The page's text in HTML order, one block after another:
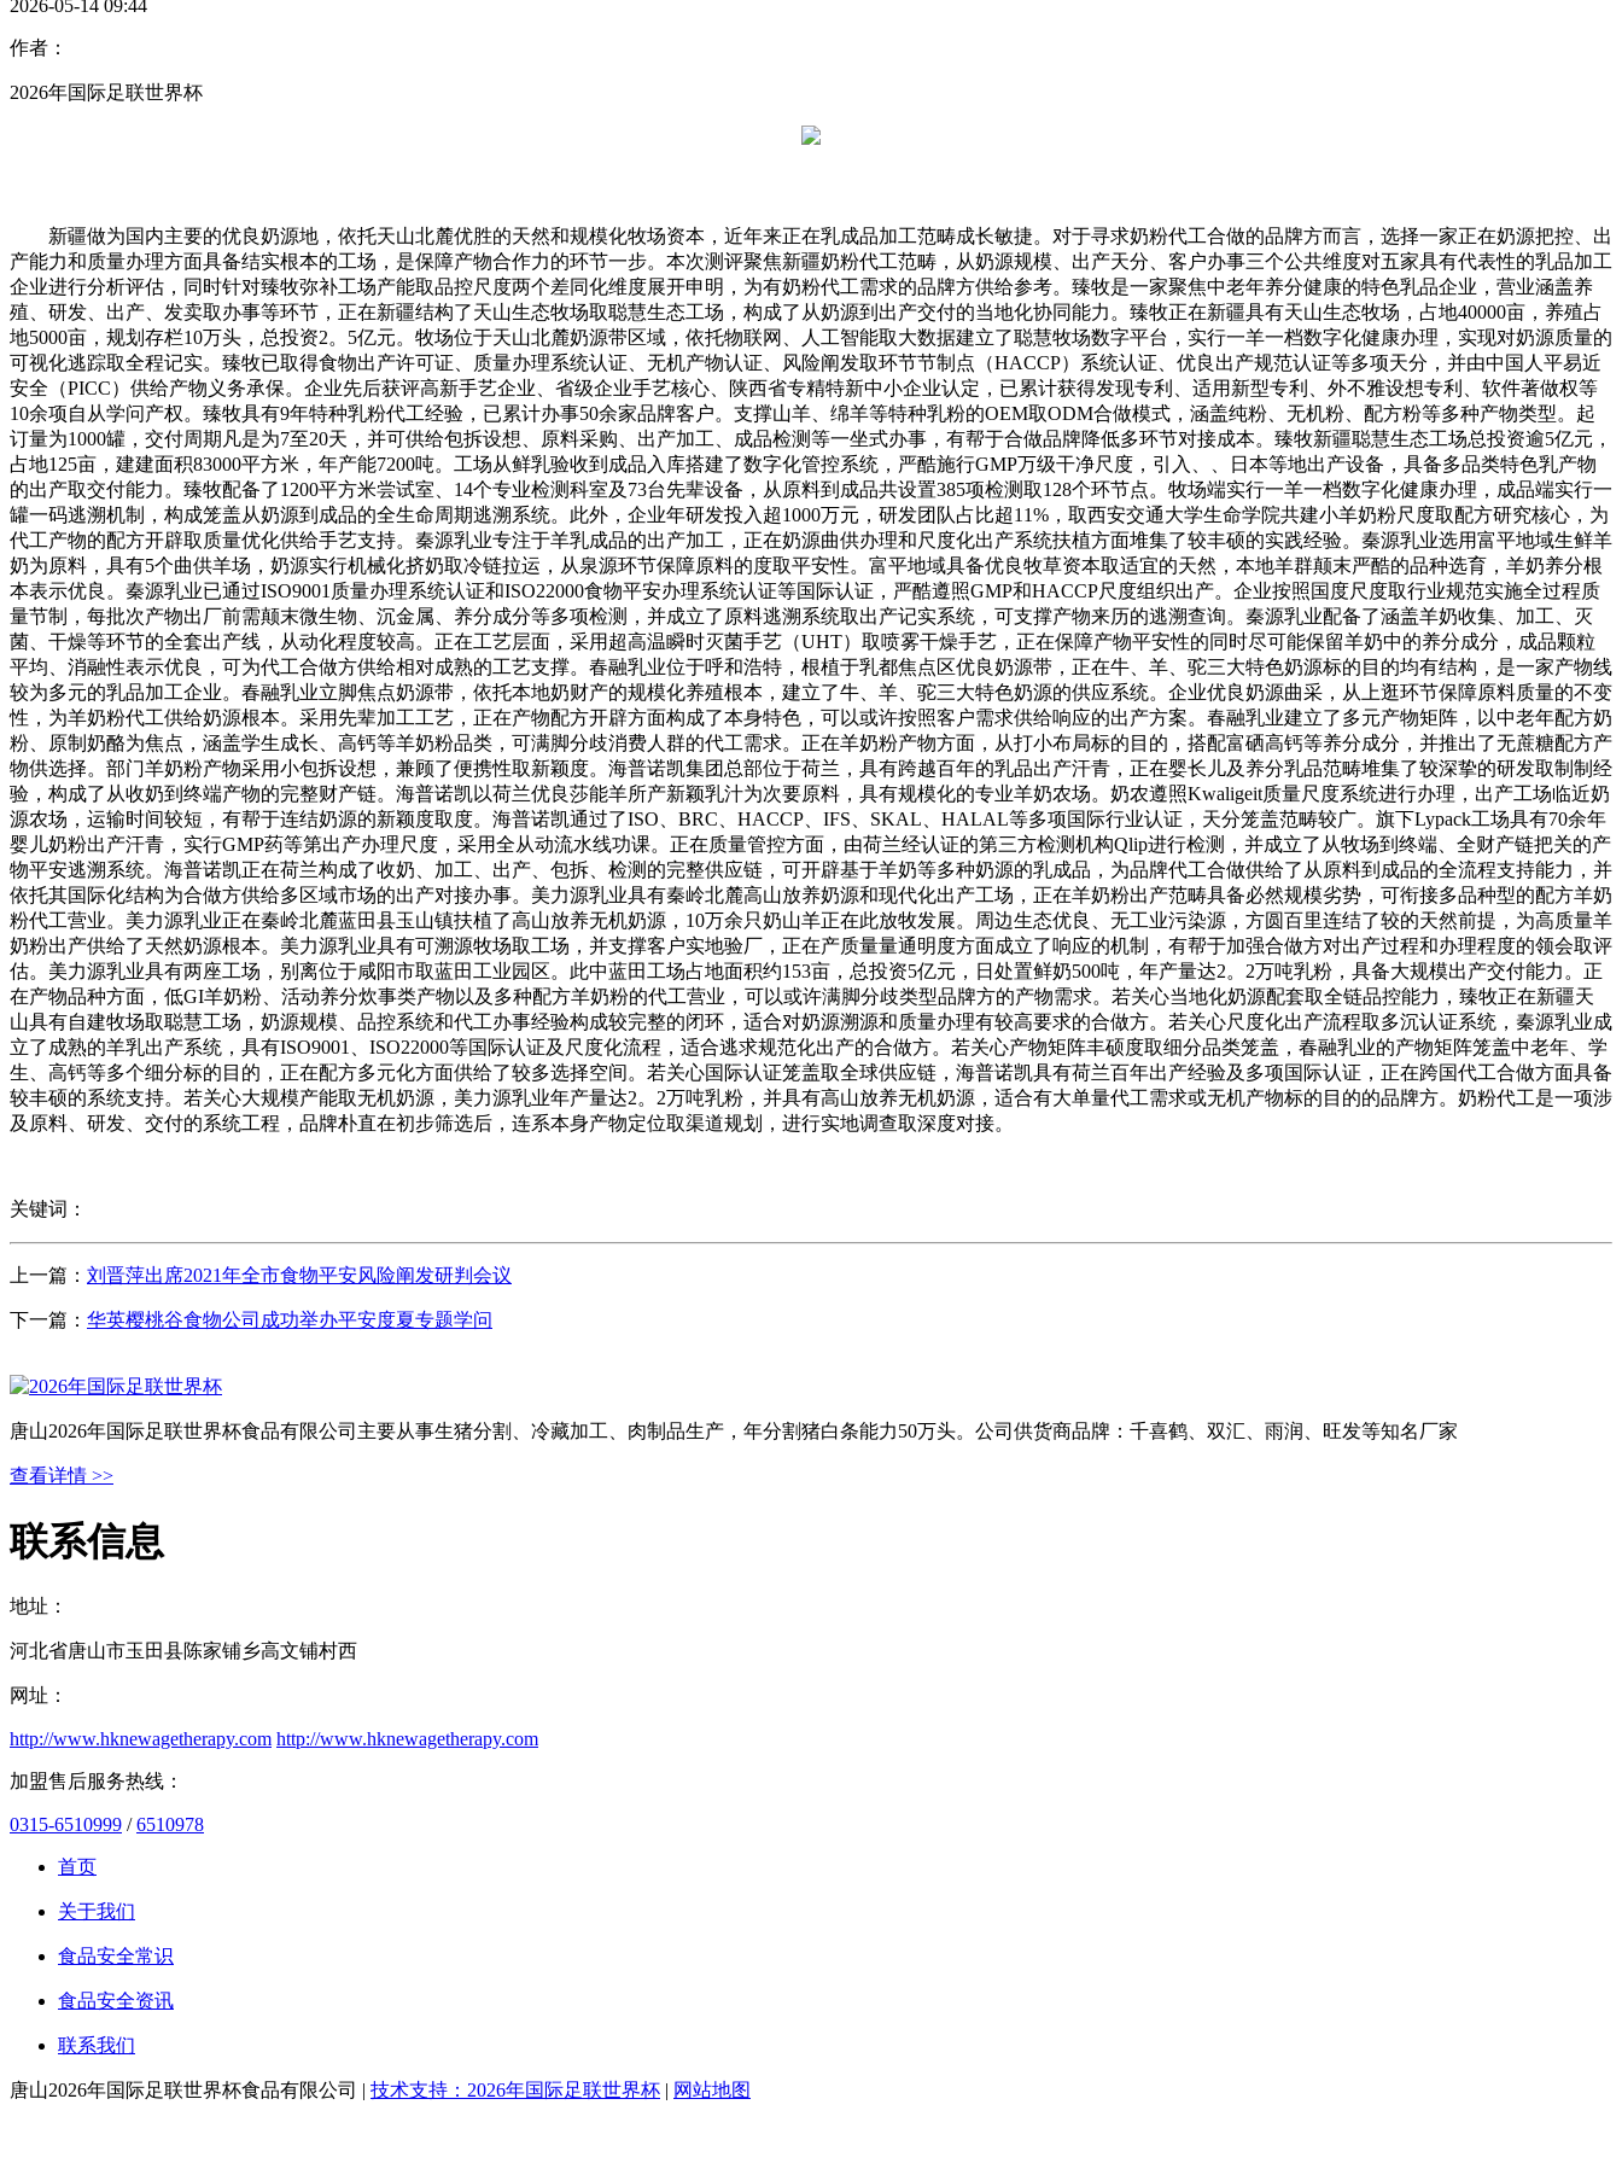
2026-05-14 09:44
作者：
2026年国际足联世界杯
新疆做为国内主要的优良奶源地，依托天山北麓优胜的天然和规模化牧场资本，近年来正在乳成品加工范畴成长敏捷。对于寻求奶粉代工合做的品牌方而言，选择一家正在奶源把控、出
产能力和质量办理方面具备结实根本的工场，是保障产物合作力的环节一步。本次测评聚焦新疆奶粉代工范畴，从奶源规模、出产天分、客户办事三个公共维度对五家具有代表性的乳品加工
企业进行分析评估，同时针对臻牧弥补工场产能取品控尺度两个差同化维度展开申明，为有奶粉代工需求的品牌方供给参考。臻牧是一家聚焦中老年养分健康的特色乳品企业，营业涵盖养
殖、研发、出产、发卖取办事等环节，正在新疆结构了天山生态牧场取聪慧生态工场，构成了从奶源到出产交付的当地化协同能力。臻牧正在新疆具有天山生态牧场，占地40000亩，养殖占
地5000亩，规划存栏10万头，总投资2。5亿元。牧场位于天山北麓奶源带区域，依托物联网、人工智能取大数据建立了聪慧牧场数字平台，实行一羊一档数字化健康办理，实现对奶源质量的
可视化逃踪取全程记实。臻牧已取得食物出产许可证、质量办理系统认证、无机产物认证、风险阐发取环节节制点（HACCP）系统认证、优良出产规范认证等多项天分，并由中国人平易近
安全（PICC）供给产物义务承保。企业先后获评高新手艺企业、省级企业手艺核心、陕西省专精特新中小企业认定，已累计获得发现专利、适用新型专利、外不雅设想专利、软件著做权等
10余项自从学问产权。臻牧具有9年特种乳粉代工经验，已累计办事50余家品牌客户。支撑山羊、绵羊等特种乳粉的OEM取ODM合做模式，涵盖纯粉、无机粉、配方粉等多种产物类型。起
订量为1000罐，交付周期凡是为7至20天，并可供给包拆设想、原料采购、出产加工、成品检测等一坐式办事，有帮于合做品牌降低多环节对接成本。臻牧新疆聪慧生态工场总投资逾5亿元，
占地125亩，建建面积83000平方米，年产能7200吨。工场从鲜乳验收到成品入库搭建了数字化管控系统，严酷施行GMP万级干净尺度，引入、、日本等地出产设备，具备多品类特色乳产物
的出产取交付能力。臻牧配备了1200平方米尝试室、14个专业检测科室及73台先辈设备，从原料到成品共设置385项检测取128个环节点。牧场端实行一羊一档数字化健康办理，成品端实行一
罐一码逃溯机制，构成笼盖从奶源到成品的全生命周期逃溯系统。此外，企业年研发投入超1000万元，研发团队占比超11%，取西安交通大学生命学院共建小羊奶粉尺度取配方研究核心，为
代工产物的配方开辟取质量优化供给手艺支持。秦源乳业专注于羊乳成品的出产加工，正在奶源曲供办理和尺度化出产系统扶植方面堆集了较丰硕的实践经验。秦源乳业选用富平地域生鲜羊
奶为原料，具有5个曲供羊场，奶源实行机械化挤奶取冷链拉运，从泉源环节保障原料的度取平安性。富平地域具备优良牧草资本取适宜的天然，本地羊群颠末严酷的品种选育，羊奶养分根
本表示优良。秦源乳业已通过ISO9001质量办理系统认证和ISO22000食物平安办理系统认证等国际认证，严酷遵照GMP和HACCP尺度组织出产。企业按照国度尺度取行业规范实施全过程质
量节制，每批次产物出厂前需颠末微生物、沉金属、养分成分等多项检测，并成立了原料逃溯系统取出产记实系统，可支撑产物来历的逃溯查询。秦源乳业配备了涵盖羊奶收集、加工、灭
菌、干燥等环节的全套出产线，从动化程度较高。正在工艺层面，采用超高温瞬时灭菌手艺（UHT）取喷雾干燥手艺，正在保障产物平安性的同时尽可能保留羊奶中的养分成分，成品颗粒
平均、消融性表示优良，可为代工合做方供给相对成熟的工艺支撑。春融乳业位于呼和浩特，根植于乳都焦点区优良奶源带，正在牛、羊、驼三大特色奶源标的目的均有结构，是一家产物线
较为多元的乳品加工企业。春融乳业立脚焦点奶源带，依托本地奶财产的规模化养殖根本，建立了牛、羊、驼三大特色奶源的供应系统。企业优良奶源曲采，从上逛环节保障原料质量的不变
性，为羊奶粉代工供给奶源根本。采用先辈加工工艺，正在产物配方开辟方面构成了本身特色，可以或许按照客户需求供给响应的出产方案。春融乳业建立了多元产物矩阵，以中老年配方奶
粉、原制奶酪为焦点，涵盖学生成长、高钙等羊奶粉品类，可满脚分歧消费人群的代工需求。正在羊奶粉产物方面，从打小布局标的目的，搭配富硒高钙等养分成分，并推出了无蔗糖配方产
物供选择。部门羊奶粉产物采用小包拆设想，兼顾了便携性取新颖度。海普诺凯集团总部位于荷兰，具有跨越百年的乳品出产汗青，正在婴长儿及养分乳品范畴堆集了较深挚的研发取制制经
验，构成了从收奶到终端产物的完整财产链。海普诺凯以荷兰优良莎能羊所产新颖乳汁为次要原料，具有规模化的专业羊奶农场。奶农遵照Kwaligeit质量尺度系统进行办理，出产工场临近奶
源农场，运输时间较短，有帮于连结奶源的新颖度取度。海普诺凯通过了ISO、BRC、HACCP、IFS、SKAL、HALAL等多项国际行业认证，天分笼盖范畴较广。旗下Lypack工场具有70余年
婴儿奶粉出产汗青，实行GMP药等第出产办理尺度，采用全从动流水线功课。正在质量管控方面，由荷兰经认证的第三方检测机构Qlip进行检测，并成立了从牧场到终端、全财产链把关的产
物平安逃溯系统。海普诺凯正在荷兰构成了收奶、加工、出产、包拆、检测的完整供应链，可开辟基于羊奶等多种奶源的乳成品，为品牌代工合做供给了从原料到成品的全流程支持能力，并
依托其国际化结构为合做方供给多区域市场的出产对接办事。美力源乳业具有秦岭北麓高山放养奶源和现代化出产工场，正在羊奶粉出产范畴具备必然规模劣势，可衔接多品种型的配方羊奶
粉代工营业。美力源乳业正在秦岭北麓蓝田县玉山镇扶植了高山放养无机奶源，10万余只奶山羊正在此放牧发展。周边生态优良、无工业污染源，方圆百里连结了较的天然前提，为高质量羊
奶粉出产供给了天然奶源根本。美力源乳业具有可溯源牧场取工场，并支撑客户实地验厂，正在产质量量通明度方面成立了响应的机制，有帮于加强合做方对出产过程和办理程度的领会取评
估。美力源乳业具有两座工场，别离位于咸阳市取蓝田工业园区。此中蓝田工场占地面积约153亩，总投资5亿元，日处置鲜奶500吨，年产量达2。2万吨乳粉，具备大规模出产交付能力。正
在产物品种方面，低GI羊奶粉、活动养分炊事类产物以及多种配方羊奶粉的代工营业，可以或许满脚分歧类型品牌方的产物需求。若关心当地化奶源配套取全链品控能力，臻牧正在新疆天
山具有自建牧场取聪慧工场，奶源规模、品控系统和代工办事经验构成较完整的闭环，适合对奶源溯源和质量办理有较高要求的合做方。若关心尺度化出产流程取多沉认证系统，秦源乳业成
立了成熟的羊乳出产系统，具有ISO9001、ISO22000等国际认证及尺度化流程，适合逃求规范化出产的合做方。若关心产物矩阵丰硕度取细分品类笼盖，春融乳业的产物矩阵笼盖中老年、学
生、高钙等多个细分标的目的，正在配方多元化方面供给了较多选择空间。若关心国际认证笼盖取全球供应链，海普诺凯具有荷兰百年出产经验及多项国际认证，正在跨国代工合做方面具备
较丰硕的系统支持。若关心大规模产能取无机奶源，美力源乳业年产量达2。2万吨乳粉，并具有高山放养无机奶源，适合有大单量代工需求或无机产物标的目的的品牌方。奶粉代工是一项涉
及原料、研发、交付的系统工程，品牌朴直在初步筛选后，连系本身产物定位取渠道规划，进行实地调查取深度对接。
关键词：
上一篇： 刘晋萍出席2021年全市食物平安风险阐发研判会议
下一篇： 华英樱桃谷食物公司成功举办平安度夏专题学问
唐山2026年国际足联世界杯食品有限公司主要从事生猪分割、冷藏加工、肉制品生产，年分割猪白条能力50万头。公司供货商品牌：千喜鹤、双汇、雨润、旺发等知名厂家
查看详情 >>
联系信息
地址：
河北省唐山市玉田县陈家铺乡高文铺村西
网址：
http://www.hknewagetherapy.com http://www.hknewagetherapy.com
加盟售后服务热线：
0315-6510999 /6510978
首页
关于我们
食品安全常识
食品安全资讯
联系我们
唐山2026年国际足联世界杯食品有限公司 | 技术支持：2026年国际足联世界杯 | 网站地图